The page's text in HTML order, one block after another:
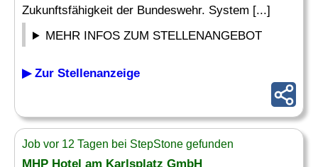
Zukunftsfähigkeit der Bundeswehr. System [...]
MEHR INFOS ZUM STELLENANGEBOT
▶ Zur Stellenanzeige
Job vor 12 Tagen bei StepStone gefunden
MHP Hotel am Karlsplatz GmbH